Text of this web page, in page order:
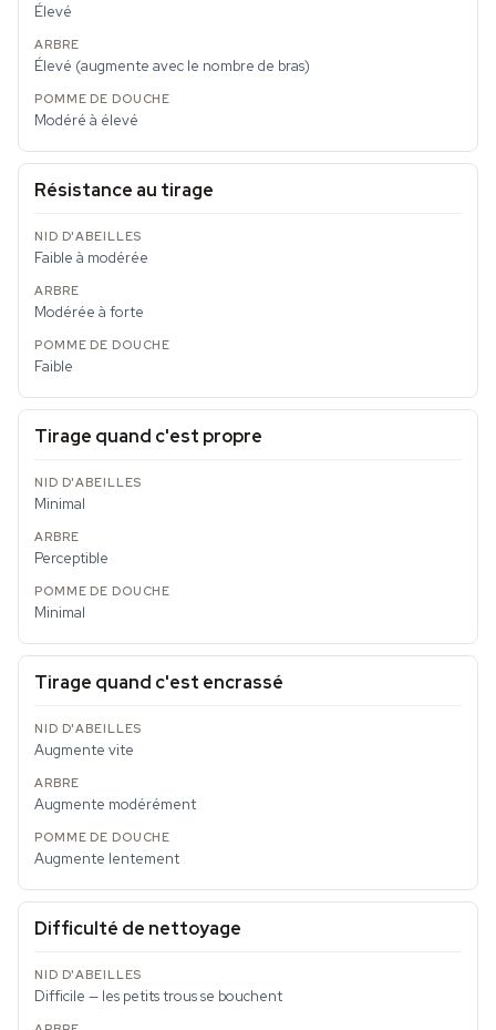
Élevé
Élevé (augmente avec le nombre de bras)
Modéré à élevé
Résistance au tirage
Faible à modérée
Modérée à forte
Faible
Tirage quand c'est propre
Minimal
Perceptible
Minimal
Tirage quand c'est encrassé
Augmente vite
Augmente modérément
Augmente lentement
Difficulté de nettoyage
Difficile — les petits trous se bouchent